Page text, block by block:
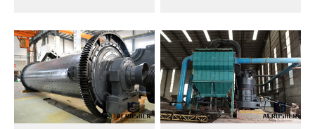
الصين، نحن نوفر انواع مختلفة
من ماكينات تكسير الحجارة،
على سبيل المثال، ماكينة
التكسير الفكية، ماكينة
آلة 1, لسحق الخامات والصخور
.معدات تكسير الكربون
المنشط ، مبيعات مطحنة
ريموند,المجاميع للخرسانة في
نيجيريا; معدات تكسير في
إندونيسيا ...